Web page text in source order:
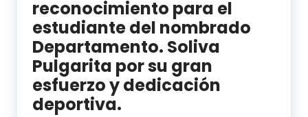
reconocimiento para el
estudiante del nombrado
Departamento. Soliva
Pulgarita por su gran
esfuerzo y dedicación
deportiva.